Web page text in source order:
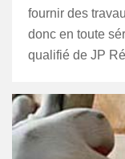
fournir des
donc en toute
qualifié de JP